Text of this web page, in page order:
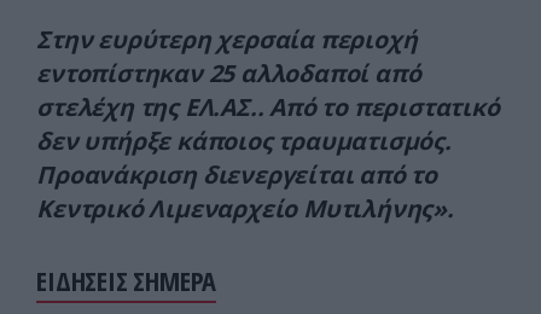
Στην ευρύτερη χερσαία περιοχή
εντοπίστηκαν 25 αλλοδαποί από
στελέχη της ΕΛ.ΑΣ.. Από το περιστατικό
δεν υπήρξε κάποιος τραυματισμός.
Προανάκριση διενεργείται από το
Κεντρικό Λιμεναρχείο Μυτιλήνης».
ΕΙΔΗΣΕΙΣ ΣΗΜΕΡΑ